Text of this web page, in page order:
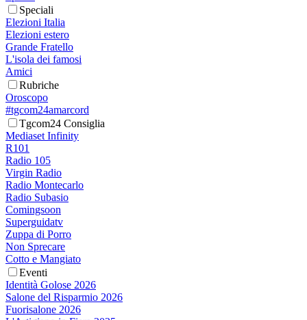
Speciali
Elezioni Italia
Elezioni estero
Grande Fratello
L'isola dei famosi
Amici
Rubriche
Oroscopo
#tgcom24amarcord
Tgcom24 Consiglia
Mediaset Infinity
R101
Radio 105
Virgin Radio
Radio Montecarlo
Radio Subasio
Comingsoon
Superguidatv
Zuppa di Porro
Non Sprecare
Cotto e Mangiato
Eventi
Identità Golose 2026
Salone del Risparmio 2026
Fuorisalone 2026